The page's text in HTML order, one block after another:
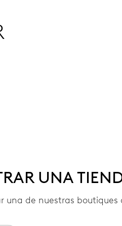
UNA
una de nuestras